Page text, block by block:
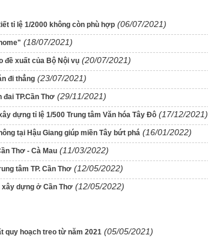
tỉ lệ 1/2000 không còn phù hợp (06/07/2021)
(18/07/2021)
đề xuất của Bộ Nội vụ (20/07/2021)
đi thẳng (23/07/2021)
TP.Cần Thơ (29/11/2021)
dựng tỉ lệ 1/500 Trung tâm Văn hóa Tây Đô (17/12/2021)
tại Hậu Giang giúp miền Tây bứt phá (16/01/2022)
Thơ - Cà Mau (11/03/2022)
tâm TP. Cần Thơ (12/05/2022)
xây dựng ở Cần Thơ (12/05/2022)
quy hoạch treo từ năm 2021 (05/05/2021)